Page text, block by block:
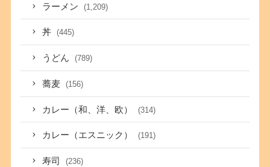
ラーメン (1,209)
丼 (445)
うどん (789)
蕎麦 (156)
カレー（和、洋、欧） (314)
カレー（エスニック） (191)
寿司 (236)